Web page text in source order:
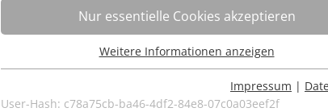
Organisationsentwicklung
Bildungsberatung
Moderation
Nur essentielle Cookies akzeptieren
Essentielle Cookies werden für grundlegende Funktionen
Webseite benötigt. Dadurch ist gewährleistet, dass die
Weitere Informationen anzeigen
Impressum |
User-Hash: c78a75cb-ba46-4df2-84e8-07c0a03eef2f